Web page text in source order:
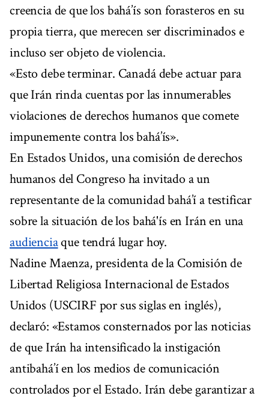
creencia de que los bahá’ís son forasteros en su
propia tierra, que merecen ser discriminados e
incluso ser objeto de violencia.
«Esto debe terminar. Canadá debe actuar para
que Irán rinda cuentas por las innumerables
violaciones de derechos humanos que comete
impunemente contra los bahá’ís».
En Estados Unidos, una comisión de derechos
humanos del Congreso ha invitado a un
representante de la comunidad bahá’í a testificar
sobre la situación de los bahá'ís en Irán en una
audienciaque tendrá lugar hoy.
Nadine Maenza, presidenta de la Comisión de
Libertad Religiosa Internacional de Estados
Unidos (USCIRF por sus siglas en inglés),
declaró: «Estamos consternados por las noticias
de que Irán ha intensificado la instigación
antibahá’í en los medios de comunicación
controlados por el Estado. Irán debe garantizar a